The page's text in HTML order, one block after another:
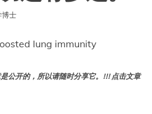
博士
lung immunity
公开的，所以请随时分享它。!!! 点击文章